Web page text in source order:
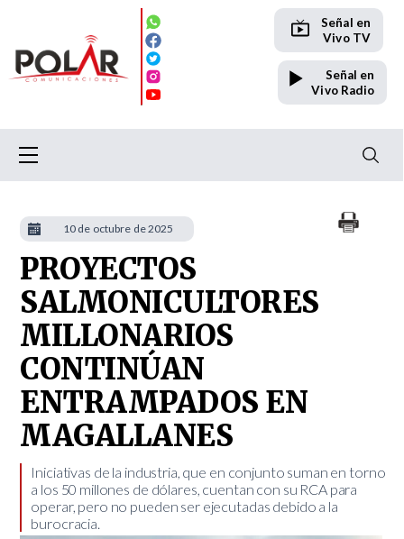
Señal en
Vivo TV
Señal en
Vivo Radio
PROYECTOS
SALMONICULTORES
MILLONARIOS
CONTINÚAN
ENTRAMPADOS EN
MAGALLANES
​Iniciativas de la industria, que en conjunto suman en torno
a los 50 millones de dólares, cuentan con su RCA para
operar, pero no pueden ser ejecutadas debido a la
burocracia.
10 de octubre de 2025